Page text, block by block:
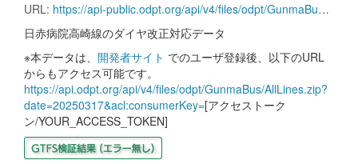
URL: https://api-public.odpt.org/api/v4/files/odpt/GunmaBus/AllLines.zip?date=20250317
日赤病院高崎線のダイヤ改正対応データ
※本データは、 開発者サイト でのユーザ登録後、以下のURL
からもアクセス可能です。
https://api.odpt.org/api/v4/files/odpt/GunmaBus/AllLines.zip?
date=20250317&acl:consumerKey=[アクセストーク
ン/YOUR_ACCESS_TOKEN]